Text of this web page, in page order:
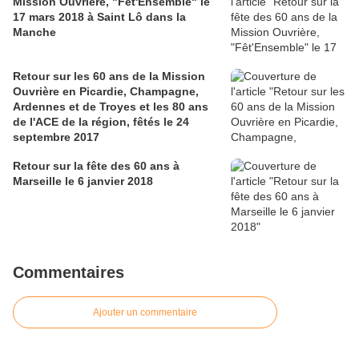
17 mars 2018 à Saint Lô dans la
Manche
Retour sur les 60 ans de la Mission
Ouvrière en Picardie, Champagne,
Ardennes et de Troyes et les 80 ans
de l'ACE de la région, fêtés le 24
septembre 2017
Retour sur la fête des 60 ans à
Marseille le 6 janvier 2018
Commentaires
Ajouter un commentaire